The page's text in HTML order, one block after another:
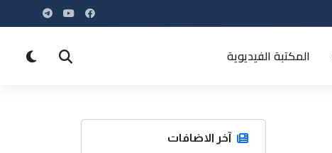
المكتبة الفيديوية
آخر الاضافات